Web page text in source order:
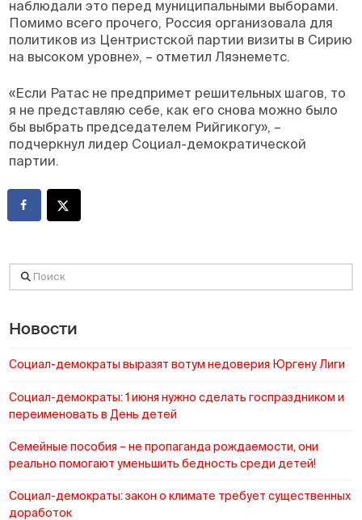
наблюдали это перед муниципальными выборами.
Помимо всего прочего, Россия организовала для
политиков из Центристской партии визиты в Сирию
на высоком уровне», – отметил Ляэнеметс.
«Если Ратас не предпримет решительных шагов, то
я не представляю себе, как его снова можно было
бы выбрать председателем Рийгикогу», –
подчеркнул лидер Социал-демократической
партии.
Поиск
Новости
Социал-демократы выразят вотум недоверия Юргену Лиги
Социал-демократы: 1 июня нужно сделать госпраздником и
переименовать в День детей
Cемейные пособия – не пропаганда рождаемости, они
реально помогают уменьшить бедность среди детей!
Социал-демократы: закон о климате требует существенных
доработок